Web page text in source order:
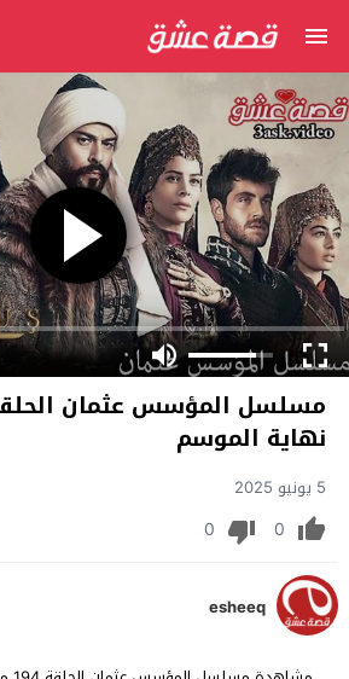
نهاية الموسم
5 يونيو 2025
0
0
esheeq